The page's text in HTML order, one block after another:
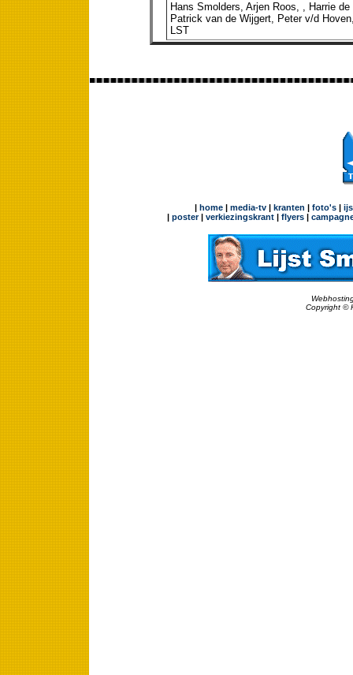
Hans Smolders, Arjen Roos, , Harrie de
Patrick van de Wijgert, Peter v/d
LST
| home| media-tv| kranten | foto's|
| poster| verkiezingskrant | flyers |
Copyright ©